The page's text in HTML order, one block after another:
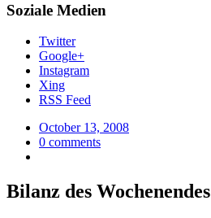
Soziale Medien
Twitter
Google+
Instagram
Xing
RSS Feed
October 13, 2008
0 comments
Bilanz des Wochenendes